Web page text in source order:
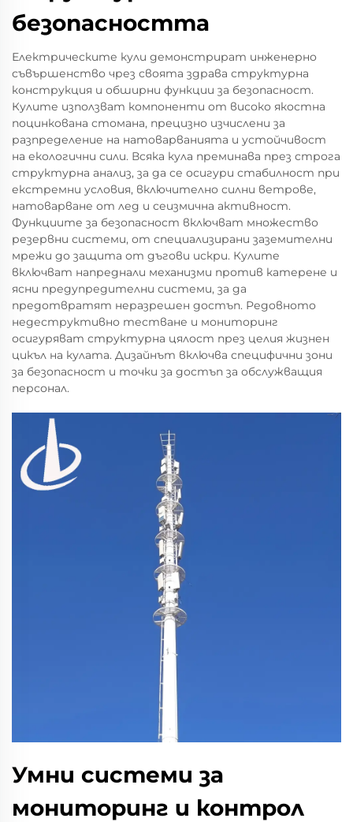
безопасността
Електрическите кули демонстрират инженерно
съвършенство чрез своята здрава структурна
конструкция и обширни функции за безопасност.
Кулите използват компоненти от високо якостна
поцинкована стомана, прецизно изчислени за
разпределение на натоварванията и устойчивост
на екологични сили. Всяка кула преминава през строга
структурна анализ, за да се осигури стабилност при
екстремни условия, включително силни ветрове,
натоварване от лед и сеизмична активност.
Функциите за безопасност включват множество
резервни системи, от специализирани заземителни
мрежи до защита от дъгови искри. Кулите
включват напреднали механизми против катерене и
ясни предупредителни системи, за да
предотвратят неразрешен достъп. Редовното
недеструктивно тестване и мониторинг
осигуряват структурна цялост през целия жизнен
цикъл на кулата. Дизайнът включва специфични зони
за безопасност и точки за достъп за обслужващия
персонал.
Умни системи за
мониторинг и контрол